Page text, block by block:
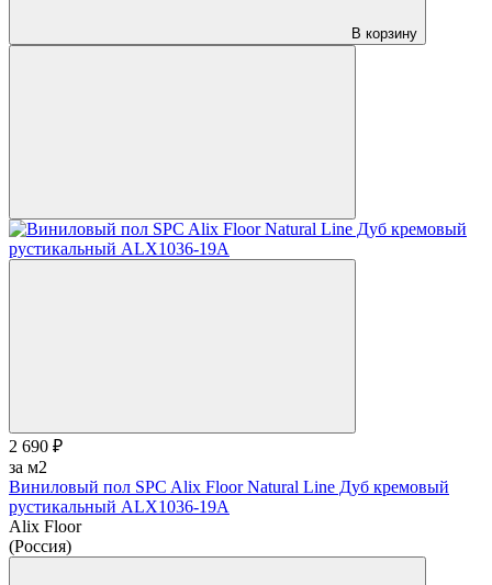
В корзину
2 690 ₽
за м2
Виниловый пол SPC Alix Floor Natural Line Дуб кремовый
рустикальный ALX1036-19A
Alix Floor
(Россия)